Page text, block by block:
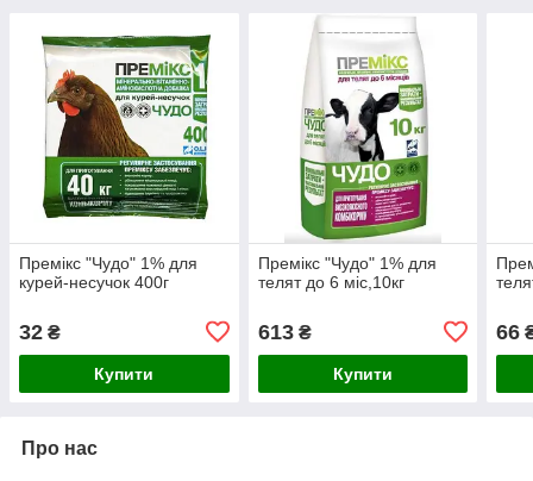
Премікс "Чудо" 1% для
курей-несучок 400г
32 ₴
Купити
Премікс "Чудо" 1% для
телят до 6 міс,10кг
613₴
Купити
66
Про нас